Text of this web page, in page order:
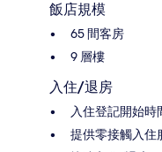
飯店規模
65 間客房
9 層樓
入住/退房
入住登記開始
提供零接觸入住